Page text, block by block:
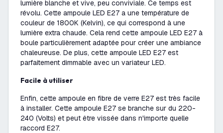
lumière blanche et vive, peu conviviale. Ce temps est
révolu. Cette ampoule LED E27 a une température de
couleur de 1800K (Kelvin), ce qui correspond à une
lumière extra chaude. Cela rend cette ampoule LED E27 à
boule particulièrement adaptée pour créer une ambiance
chaleureuse. De plus, cette ampoule LED E27 est
parfaitement dimmable avec un variateur LED.
Facile à utiliser
Enfin, cette ampoule en fibre de verre E27 est très facile
à installer. Cette ampoule E27 se branche sur du 220-
240 (Volts) et peut être vissée dans n'importe quelle
raccord E27.